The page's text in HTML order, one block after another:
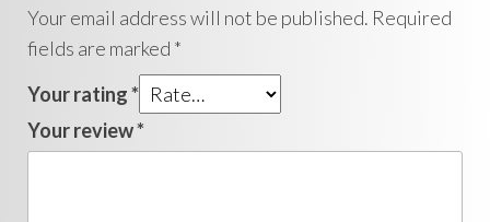
Your email address will not be published. Required
fields are marked *
Your rating*
Your review*